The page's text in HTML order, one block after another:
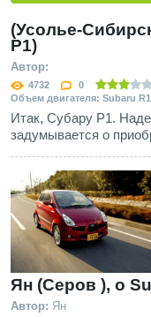
(Усолье-
Р1)
Автор:
4732 0
Объем двигателя: Subaru
Итак, Субару Р1.
задумывается о
Ян (Серов ), о
Автор: Ян